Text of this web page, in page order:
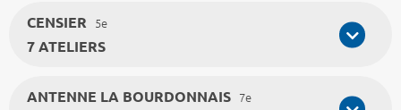
CENSIER 5e
7 ATELIERS
ANTENNE LA BOURDONNAIS 7e